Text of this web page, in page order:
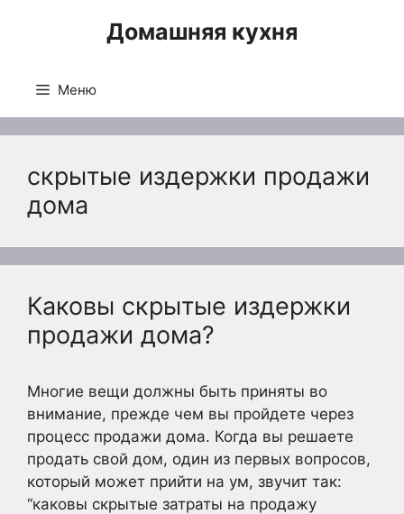
Домашняя кухня
Меню
скрытые издержки продажи
дома
Каковы скрытые издержки
продажи дома?
Многие вещи должны быть приняты во
внимание, прежде чем вы пройдете через
процесс продажи дома. Когда вы решаете
продать свой дом, один из первых вопросов,
который может прийти на ум, звучит так:
“каковы скрытые затраты на продажу